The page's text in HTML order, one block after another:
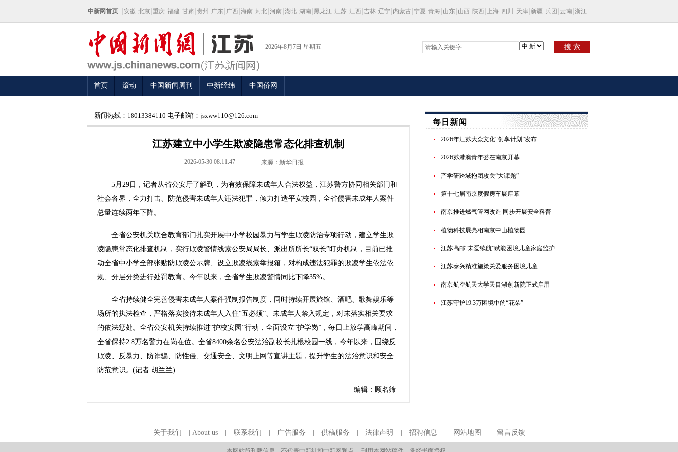
中新网首页 安徽 北京 重庆 福建 甘肃 贵州 广东 广西 海南 河北 河南 湖北 湖南 黑龙江 江苏 江西 吉林 辽宁 内蒙古 宁夏 青海 山东 山西 陕西 上海 四川 天津 新疆 兵团 云南 浙江
2026年8月7日 星期五 搜 索
首页 滚动 中国新闻周刊 中新经纬 中国侨网
新闻热线：18013384110 电子邮箱：jsxww110@126.com
江苏建立中小学生欺凌隐患常态化排查机制
2026-05-30 08:11:47 来源：新华日报
5月29日，记者从省公安厅了解到，为有效保障未成年人合法权益，江苏警方协同相关部门和
社会各界，全力打击、防范侵害未成年人违法犯罪，倾力打造平安校园，全省侵害未成年人案件
总量连续两年下降。
全省公安机关联合教育部门扎实开展中小学校园暴力与学生欺凌防治专项行动，建立学生欺
凌隐患常态化排查机制，实行欺凌警情线索公安局局长、派出所所长“双长”盯办机制，目前已推
动全省中小学全部张贴防欺凌公示牌、设立欺凌线索举报箱，对构成违法犯罪的欺凌学生依法依
规、分层分类进行处罚教育。今年以来，全省学生欺凌警情同比下降35%。
全省持续健全完善侵害未成年人案件强制报告制度，同时持续开展旅馆、酒吧、歌舞娱乐等
场所的执法检查，严格落实接待未成年人入住“五必须”、未成年人禁入规定，对未落实相关要求
的依法惩处。全省公安机关持续推进“护校安园”行动，全面设立“护学岗”，每日上放学高峰期间，
全省保持2.8万名警力在岗在位。全省8400余名公安法治副校长扎根校园一线，今年以来，围绕反
欺凌、反暴力、防诈骗、防性侵、交通安全、文明上网等宣讲主题，提升学生的法治意识和安全
防范意识。(记者 胡兰兰)
编辑：顾名筛
每日新闻
2026年江苏大众文化“创享计划”发布
2026苏港澳青年荟在南京开幕
产学研跨域抱团攻关“大课题”
第十七届南京度假房车展启幕
南京推进燃气管网改造 同步开展安全科普
植物科技展亮相南京中山植物园
江苏高邮“未爱续航”赋能困境儿童家庭监护
江苏泰兴精准施策关爱服务困境儿童
南京航空航天大学天目湖创新院正式启用
江苏守护19.3万困境中的“花朵”
关于我们 About us| 联系我们 广告服务 供稿服务 法律声明 招聘信息 网站地图 留言反馈